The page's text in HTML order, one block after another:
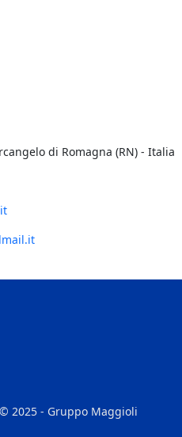
di Romagna (RN) - Italia
2025 - Gruppo Maggioli